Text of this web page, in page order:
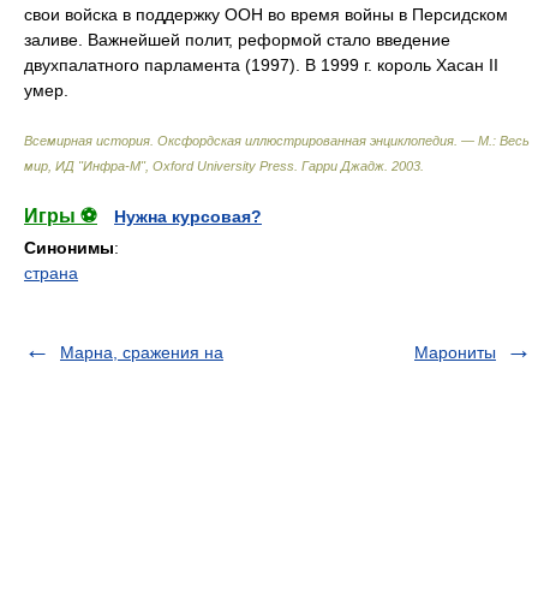
свои войска в поддержку ООН во время войны в Персидском
заливе. Важнейшей полит, реформой стало введение
двухпалатного парламента (1997). В 1999 г. король Хасан II
умер.
Всемирная история. Оксфордская иллюстрированная энциклопедия. — М.: Весь
мир, ИД "Инфра-М", Oxford University Press Гарри Джадж 2003
Игры ⚽
Нужна курсовая?
Синонимы:
страна
Марна, сражения на Марониты